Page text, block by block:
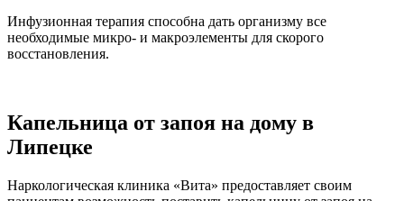
Инфузионная терапия способна дать организму все
необходимые микро- и макроэлементы для скорого
восстановления.
Капельница от запоя на дому в
Липецке
Наркологическая клиника «Вита» предоставляет своим